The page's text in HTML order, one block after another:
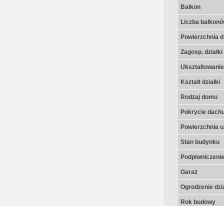
Balkon
Liczba
Powierzchnia
Zagosp. działki
Kształt działki
Rodzaj domu
Pokrycie
Powierzchnia
Stan budynku
Podpiwniczenie
Garaż
Ogrodzenie
Rok budowy